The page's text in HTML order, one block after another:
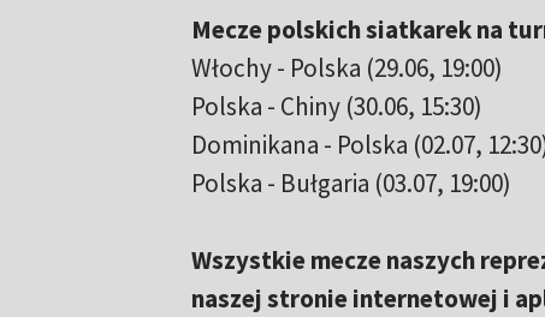
Mecze polskich siatkarek na
Włochy - Polska (29.06, 19:00)
Polska - Chiny (30.06, 15:30)
Dominikana - Polska (02.07,
Polska - Bułgaria (03.07, 19:00)
Wszystkie mecze naszych
naszej stronie internetowej i